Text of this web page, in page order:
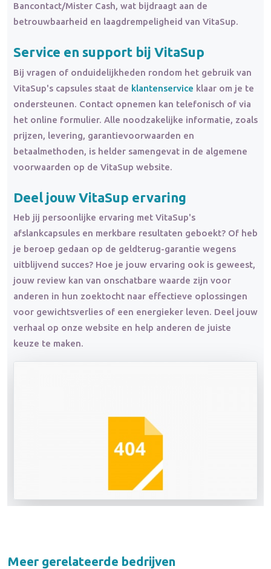
Bancontact/Mister Cash, wat bijdraagt aan de
betrouwbaarheid en laagdrempeligheid van VitaSup.
Service en support bij VitaSup
Bij vragen of onduidelijkheden rondom het gebruik van
VitaSup's capsules staat de klantenservice klaar om je te
ondersteunen. Contact opnemen kan telefonisch of via
het online formulier. Alle noodzakelijke informatie, zoals
prijzen, levering, garantievoorwaarden en
betaalmethoden, is helder samengevat in de algemene
voorwaarden op de VitaSup website.
Deel jouw VitaSup ervaring
Heb jij persoonlijke ervaring met VitaSup's
afslankcapsules en merkbare resultaten geboekt? Of heb
je beroep gedaan op de geldterug-garantie wegens
uitblijvend succes? Hoe je jouw ervaring ook is geweest,
jouw review kan van onschatbare waarde zijn voor
anderen in hun zoektocht naar effectieve oplossingen
voor gewichtsverlies of een energieker leven. Deel jouw
verhaal op onze website en help anderen de juiste
keuze te maken.
Meer gerelateerde bedrijven